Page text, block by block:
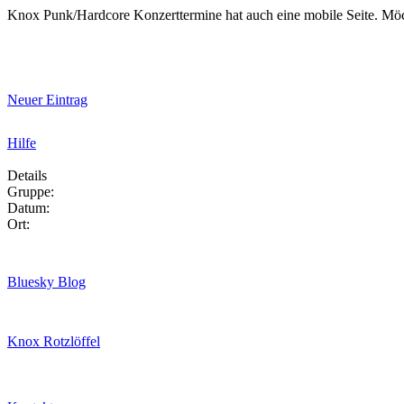
Knox Punk/Hardcore Konzerttermine hat auch eine mobile Seite.
Neuer Eintrag
Hilfe
Details
Gruppe:
Datum:
Ort:
Bluesky Blog
Knox Rotzlöffel